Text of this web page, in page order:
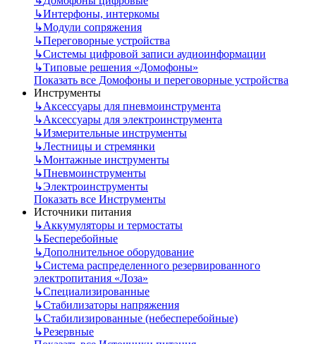
↳Интерфоны, интеркомы
↳Модули сопряжения
↳Переговорные устройства
↳Системы цифровой записи аудиоинформации
↳Типовые решения «Домофоны»
Показать все Домофоны и переговорные устройства
Инструменты
↳Аксессуары для пневмоинструмента
↳Аксессуары для электроинструмента
↳Измерительные инструменты
↳Лестницы и стремянки
↳Монтажные инструменты
↳Пневмоинструменты
↳Электроинструменты
Показать все Инструменты
Источники питания
↳Аккумуляторы и термостаты
↳Бесперебойные
↳Дополнительное оборудование
↳Система распределенного резервированного
электропитания «Лоза»
↳Специализированные
↳Стабилизаторы напряжения
↳Стабилизированные (небесперебойные)
↳Резервные